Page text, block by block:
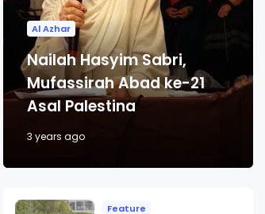
Al Azhar
Nailah Hasyim Sabri,
Mufassirah Abad ke-21
Asal Palestina
3 years ago
Feature